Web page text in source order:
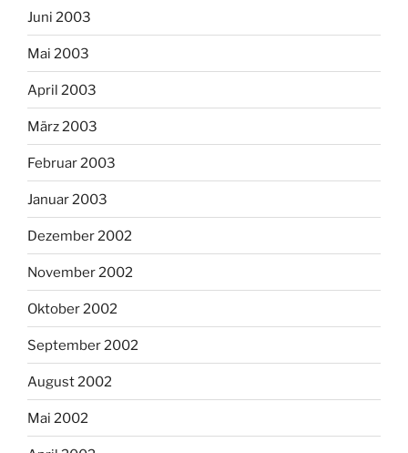
Juni 2003
Mai 2003
April 2003
März 2003
Februar 2003
Januar 2003
Dezember 2002
November 2002
Oktober 2002
September 2002
August 2002
Mai 2002